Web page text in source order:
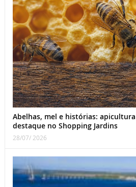
Abelhas, mel e histórias:
destaque no Shopping Jardins
28/07/ 2026